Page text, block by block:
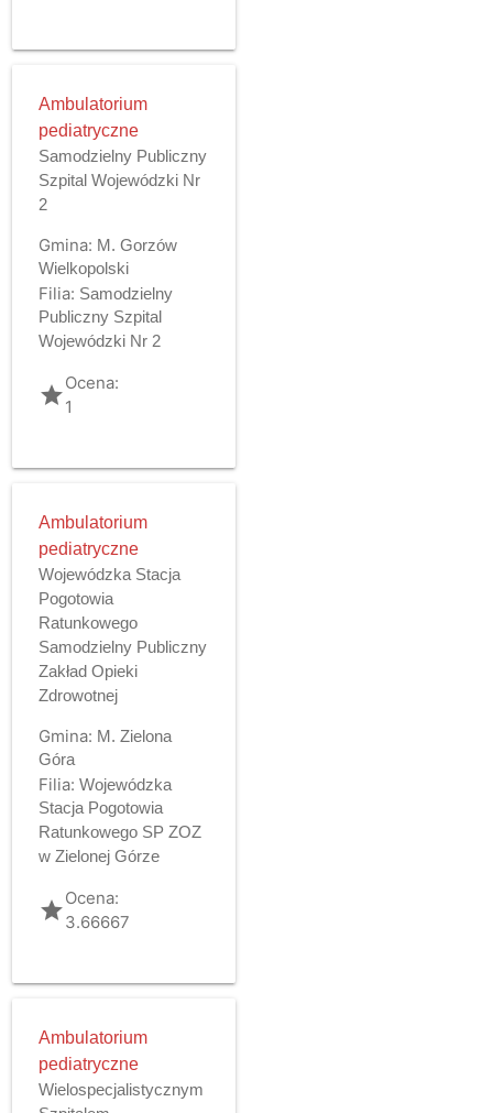
Ambulatorium
pediatryczne
Samodzielny Publiczny
Szpital Wojewódzki Nr
2
Gmina: M. Gorzów
Wielkopolski
Filia: Samodzielny
Publiczny Szpital
Wojewódzki Nr 2
gradeOcena:
1
Ambulatorium
pediatryczne
Wojewódzka Stacja
Pogotowia
Ratunkowego
Samodzielny Publiczny
Zakład Opieki
Zdrowotnej
Gmina: M. Zielona
Góra
Filia: Wojewódzka
Stacja Pogotowia
Ratunkowego SP ZOZ
w Zielonej Górze
gradeOcena:
3.66667
Ambulatorium
pediatryczne
Wielospecjalistycznym